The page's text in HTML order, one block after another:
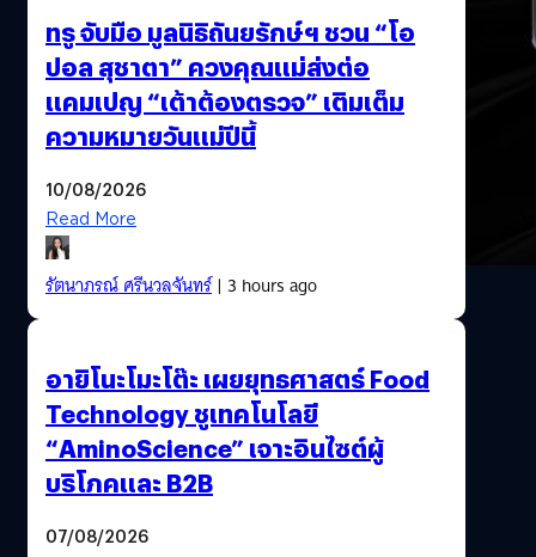
ทรู จับมือ มูลนิธิถันยรักษ์ฯ ชวน “โอ
ปอล สุชาตา” ควงคุณแม่ส่งต่อ
แคมเปญ “เต้าต้องตรวจ” เติมเต็ม
ความหมายวันแม่ปีนี้
10/08/2026
Read More
รัตนาภรณ์ ศรีนวลจันทร์| 3 hours ago
อายิโนะโมะโต๊ะ เผยยุทธศาสตร์ Food
Technology ชูเทคโนโลยี
“AminoScience” เจาะอินไซต์ผู้
บริโภคและ B2B
07/08/2026